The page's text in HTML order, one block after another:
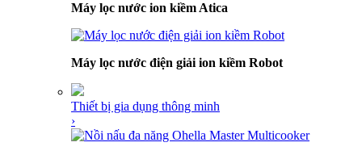
Máy lọc nước ion kiềm Atica
Máy lọc nước điện giải ion kiềm Robot
Thiết bị gia dụng thông minh
›